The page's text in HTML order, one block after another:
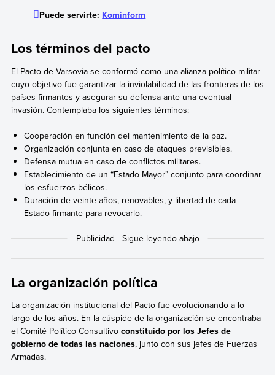
Puede servirte: Kominform
Los términos del pacto
El Pacto de Varsovia se conformó como una alianza político-militar
cuyo objetivo fue garantizar la inviolabilidad de las fronteras de los
países firmantes y asegurar su defensa ante una eventual
invasión. Contemplaba los siguientes términos:
Cooperación en función del mantenimiento de la paz.
Organización conjunta en caso de ataques previsibles.
Defensa mutua en caso de conflictos militares.
Establecimiento de un “Estado Mayor” conjunto para coordinar
los esfuerzos bélicos.
Duración de veinte años, renovables, y libertad de cada
Estado firmante para revocarlo.
La organización política
La organización institucional del Pacto fue evolucionando a lo
largo de los años. En la cúspide de la organización se encontraba
el Comité Político Consultivo constituido por los Jefes de
gobierno de todas las naciones, junto con sus jefes de Fuerzas
Armadas.